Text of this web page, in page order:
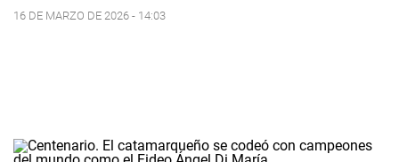
16 DE MARZO DE 2026 - 14:03